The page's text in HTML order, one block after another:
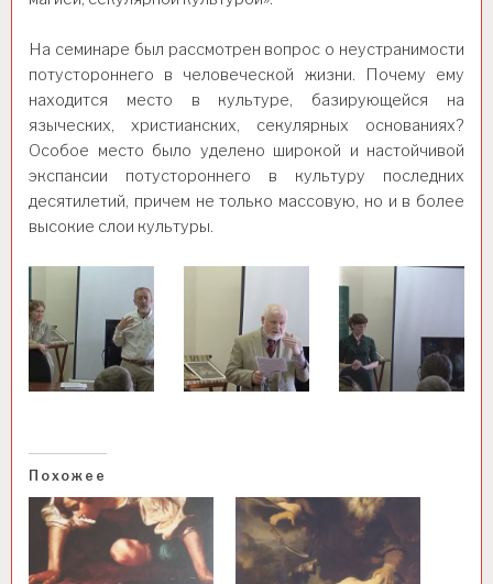
На семинаре был рассмотрен вопрос о неустранимости
потустороннего в человеческой жизни. Почему ему
находится место в культуре, базирующейся на
языческих, христианских, секулярных основаниях?
Особое место было уделено широкой и настойчивой
экспансии потустороннего в культуру последних
десятилетий, причем не только массовую, но и в более
высокие слои культуры.
Похожее